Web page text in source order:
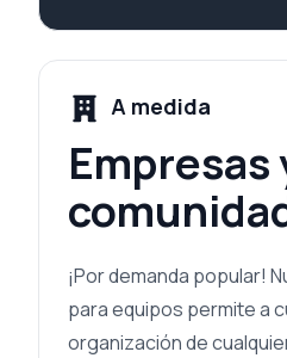
A medida
Empresas
¡Por demanda popular!
para equipos permite a
organización de